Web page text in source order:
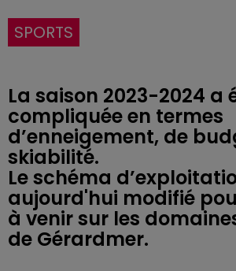
SPORTS
La saison 2023-2024 a
compliquée en termes
d’enneigement, de
skiabilité.
Le schéma
aujourd'hui modifié
à venir sur les
de Gérardmer.